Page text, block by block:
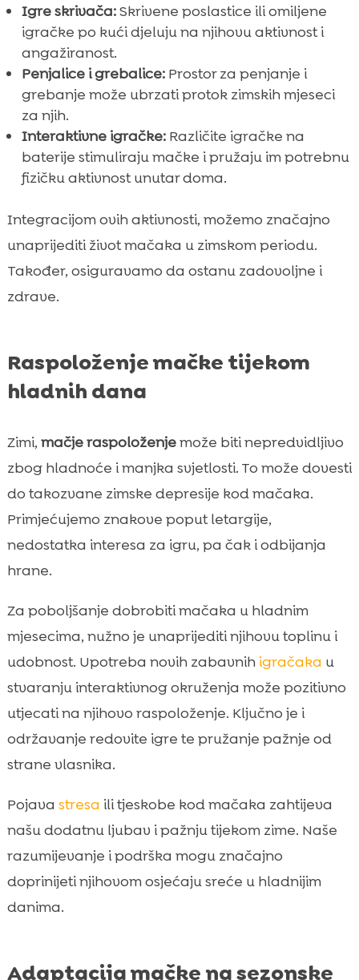
Igre skrivača:Skrivene poslastice ili omiljene
igračke po kući djeluju na njihovu aktivnost i
angažiranost.
Penjalice i grebalice:Prostor za penjanje i
grebanje može ubrzati protok zimskih mjeseci
za njih.
Interaktivne igračke:Različite igračke na
baterije stimuliraju mačke i pružaju im potrebnu
fizičku aktivnost unutar doma.
Integracijom ovih aktivnosti, možemo značajno
unaprijediti život mačaka u zimskom periodu.
Također, osiguravamo da ostanu zadovoljne i
zdrave.
Raspoloženje mačke tijekom
hladnih dana
Zimi, mačje raspoloženjemože biti nepredvidljivo
zbog hladnoće i manjka svjetlosti. To može dovesti
do takozvane zimske depresije kod mačaka.
Primjećujemo znakove poput letargije,
nedostatka interesa za igru, pa čak i odbijanja
hrane.
Za poboljšanje dobrobiti mačaka u hladnim
mjesecima, nužno je unaprijediti njihovu toplinu i
udobnost. Upotreba novih zabavnih igračaka u
stvaranju interaktivnog okruženja može pozitivno
utjecati na njihovo raspoloženje. Ključno je i
održavanje redovite igre te pružanje pažnje od
strane vlasnika.
Pojava stresa ili tjeskobe kod mačaka zahtijeva
našu dodatnu ljubav i pažnju tijekom zime. Naše
razumijevanje i podrška mogu značajno
doprinijeti njihovom osjećaju sreće u hladnijim
danima.
Adaptacija mačke na sezonske